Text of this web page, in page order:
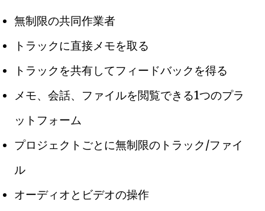
無制限の共同作業者
トラックに直接メモを取る
トラックを共有してフィードバックを得る
メモ、会話、ファイルを閲覧できる1つのプラ
ットフォーム
プロジェクトごとに無制限のトラック/ファイ
ル
オーディオとビデオの操作